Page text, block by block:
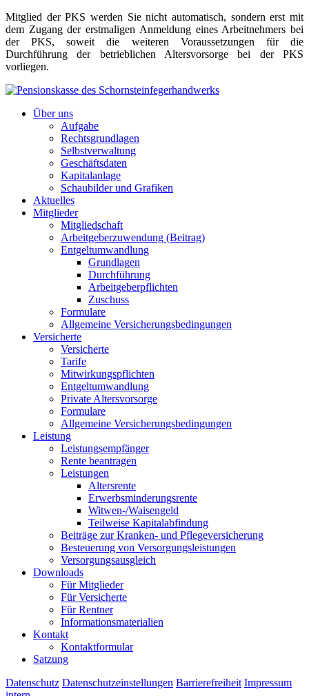
Mitglied der PKS werden Sie nicht automatisch, sondern erst mit
dem Zugang der erstmaligen Anmeldung eines Arbeitnehmers bei
der PKS, soweit die weiteren Voraussetzungen für die
Durchführung der betrieblichen Altersvorsorge bei der PKS
vorliegen.
Über uns
Aufgabe
Rechtsgrundlagen
Selbstverwaltung
Geschäftsdaten
Kapitalanlage
Schaubilder und Grafiken
Aktuelles
Mitglieder
Mitgliedschaft
Arbeitgeberzuwendung (Beitrag)
Entgeltumwandlung
Grundlagen
Durchführung
Arbeitgeberpflichten
Zuschuss
Formulare
Allgemeine Versicherungsbedingungen
Versicherte
Versicherte
Tarife
Mitwirkungspflichten
Entgeltumwandlung
Private Altersvorsorge
Formulare
Allgemeine Versicherungsbedingungen
Leistung
Leistungsempfänger
Rente beantragen
Leistungen
Altersrente
Erwerbsminderungsrente
Witwen-/Waisengeld
Teilweise Kapitalabfindung
Beiträge zur Kranken- und Pflegeversicherung
Besteuerung von Versorgungsleistungen
Versorgungsausgleich
Downloads
Für Mitglieder
Für Versicherte
Für Rentner
Informationsmaterialien
Kontakt
Kontaktformular
Satzung
Datenschutz Datenschutzeinstellungen Barrierefreiheit Impressum